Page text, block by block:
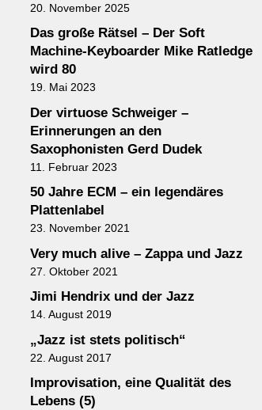
20. November 2025
Das große Rätsel – Der Soft
Machine-Keyboarder Mike Ratledge
wird 80
19. Mai 2023
Der virtuose Schweiger –
Erinnerungen an den
Saxophonisten Gerd Dudek
11. Februar 2023
50 Jahre ECM – ein legendäres
Plattenlabel
23. November 2021
Very much alive – Zappa und Jazz
27. Oktober 2021
Jimi Hendrix und der Jazz
14. August 2019
„Jazz ist stets politisch“
22. August 2017
Improvisation, eine Qualität des
Lebens (5)